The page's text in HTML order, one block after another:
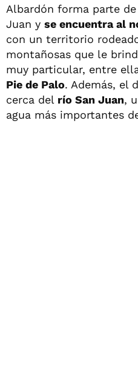
Albardón forma parte
Juan y se encuentra al
con un territorio
montañosas que le
muy particular, entre
Pie de Palo. Además, el
cerca del río San Juan,
agua más importantes